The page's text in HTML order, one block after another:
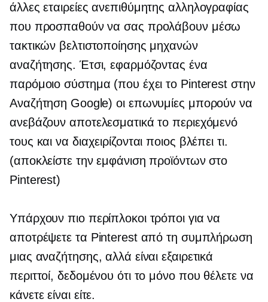
άλλες εταιρείες ανεπιθύμητης αλληλογραφίας
που προσπαθούν να σας προλάβουν μέσω
τακτικών βελτιστοποίησης μηχανών
αναζήτησης. Έτσι, εφαρμόζοντας ένα
παρόμοιο σύστημα (που έχει το Pinterest στην
Αναζήτηση Google) οι επωνυμίες μπορούν να
ανεβάζουν αποτελεσματικά το περιεχόμενό
τους και να διαχειρίζονται ποιος βλέπει τι.
(αποκλείστε την εμφάνιση προϊόντων στο
Pinterest)
Υπάρχουν πιο περίπλοκοι τρόποι για να
αποτρέψετε τα Pinterest από τη συμπλήρωση
μιας αναζήτησης, αλλά είναι εξαιρετικά
περιττοί, δεδομένου ότι το μόνο που θέλετε να
κάνετε είναι είτε.